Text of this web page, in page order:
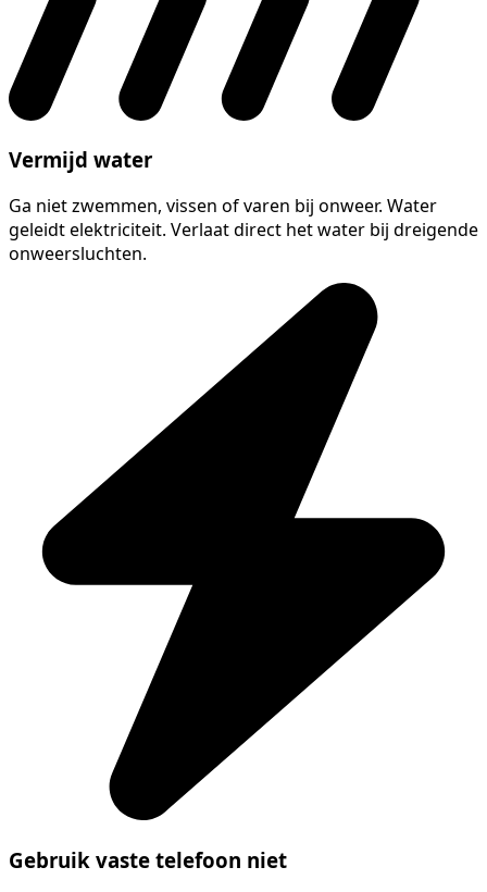
Vermijd water
Ga niet zwemmen, vissen of varen bij onweer. Water
geleidt elektriciteit. Verlaat direct het water bij dreigende
onweersluchten.
Gebruik vaste telefoon niet